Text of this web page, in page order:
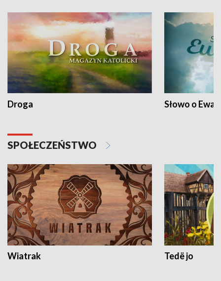
Droga Słowo o
SPOŁECZEŃSTWO
Wiatrak Tedë jo